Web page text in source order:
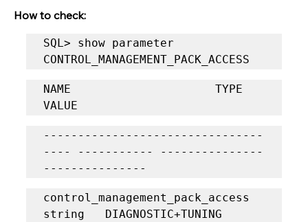
How to check:
SQL> show parameter
CONTROL_MANAGEMENT_PACK_ACCESS
NAME				     TYPE
VALUE
--------------------------------
---- ----------- ---------------
---------------
control_management_pack_access
string	 DIAGNOSTIC+TUNING